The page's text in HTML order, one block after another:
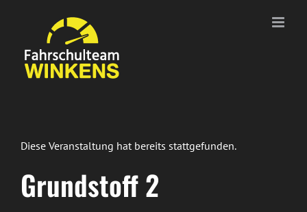
springen
Diese Veranstaltung hat bereits stattgefunden.
Grundstoff 2